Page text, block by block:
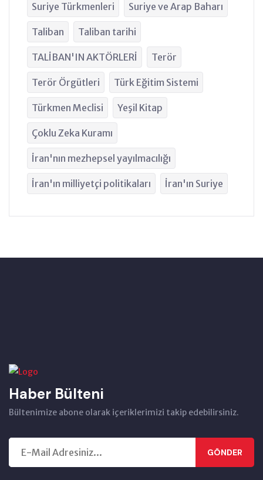
Suriye Türkmenleri Suriye ve Arap Baharı
Taliban Taliban tarihi
TALİBAN'IN AKTÖRLERİ Terör
Terör Örgütleri Türk Eğitim Sistemi
Türkmen Meclisi Yeşil Kitap
Çoklu Zeka Kuramı
İran'nın mezhepsel yayılmacılığı
İran'ın milliyetçi politikaları İran'ın Suriye
Haber Bülteni
Bültenimize abone olarak içeriklerimizi takip edebilirsiniz.
GÖNDER